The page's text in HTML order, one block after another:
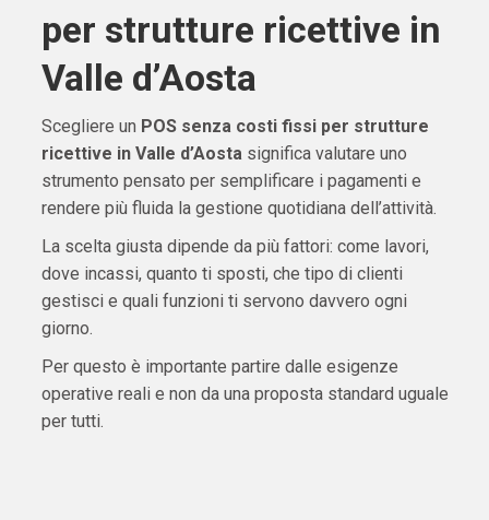
per strutture ricettive in
Valle d’Aosta
Scegliere un POS senza costi fissi per strutture
ricettive in Valle d’Aostasignifica valutare uno
strumento pensato per semplificare i pagamenti e
rendere più fluida la gestione quotidiana dell’attività.
La scelta giusta dipende da più fattori: come lavori,
dove incassi, quanto ti sposti, che tipo di clienti
gestisci e quali funzioni ti servono davvero ogni
giorno.
Per questo è importante partire dalle esigenze
operative reali e non da una proposta standard uguale
per tutti.